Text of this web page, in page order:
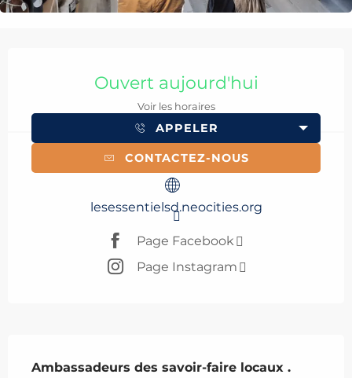
Ouvert aujourd'hui
Voir les horaires
APPELER
CONTACTEZ-NOUS
lesessentielsd.neocities.org
Page Facebook
Page Instagram
Ambassadeurs des savoir-faire locaux .